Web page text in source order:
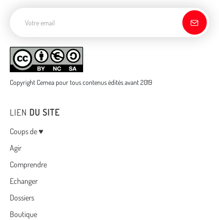
Copyright Cemea pour tous contenus édités avant 2019
LIEN DU SITE
Menu
Coups de ♥
Agir
Comprendre
Echanger
Dossiers
Boutique